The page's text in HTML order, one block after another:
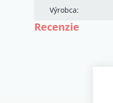
Výrobca:
Recenzie